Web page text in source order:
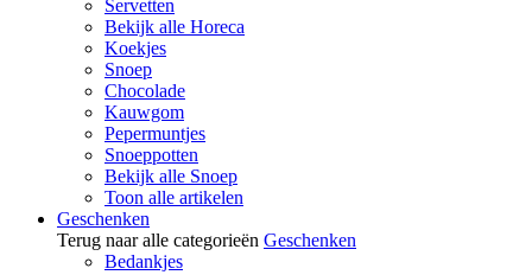
Servetten
Bekijk alle Horeca
Koekjes
Snoep
Chocolade
Kauwgom
Pepermuntjes
Snoeppotten
Bekijk alle Snoep
Toon alle artikelen
Geschenken
Terug naar alle categorieën Geschenken
Bedankjes